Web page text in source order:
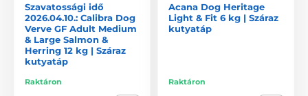
Szavatossági idő
2026.04.10.: Calibra Dog
Verve GF Adult Medium
& Large Salmon &
Herring 12 kg | Száraz
kutyatáp
Raktáron
Acana Dog Heritage
Light & Fit 6 kg | Száraz
kutyatáp
Raktáron